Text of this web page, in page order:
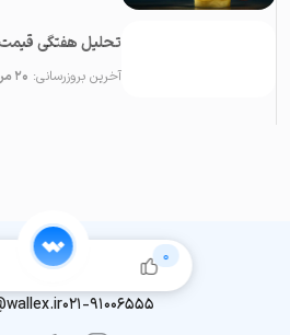
0
آخرین بروزرسانی: ۲۰ مرداد ۱۴۰۴
021-91006555